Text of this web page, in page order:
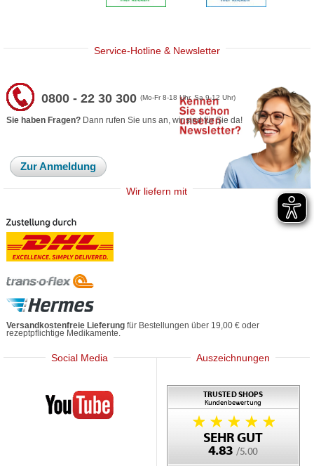
Service-Hotline & Newsletter
0800 - 22 30 300(Mo-Fr 8-18 Uhr, Sa 9-12 Uhr)
Sie haben Fragen? Dann rufen Sie uns an, wir sind für Sie da!
Zur Anmeldung
Wir liefern mit
Versandkostenfreie Lieferung für Bestellungen über 19,00 € oder
rezeptpflichtige Medikamente.
Social Media
Mediherz
Auszeichnungen